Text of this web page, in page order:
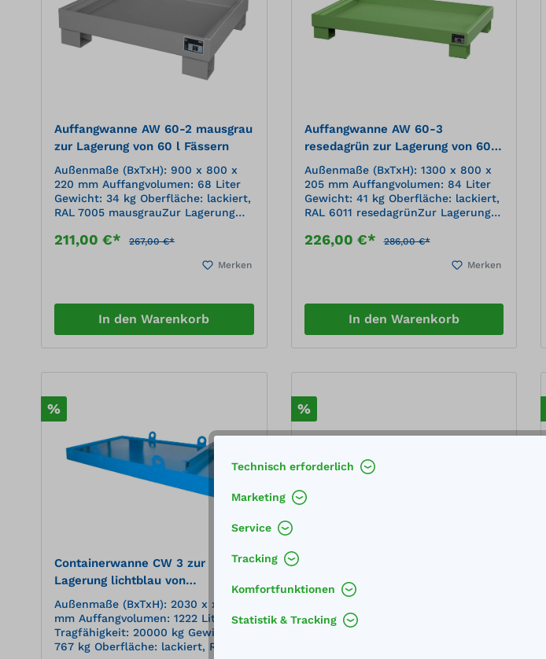
Auffangwanne AW 60-2 mausgrau
zur Lagerung von 60 l Fässern
Außenmaße (BxTxH): 900 x 800 x
220 mm Auffangvolumen: 68 Liter
Gewicht: 34 kg Oberfläche: lackiert,
RAL 7005 mausgrauZur Lagerung
3 mm Stahlblech 100 mm
Übereinstimmungserklärung (ÜHP)
Kategorien 1-3 Zugelassen für
gewässergefährdende Flüssi
211,00 €* 267,00 €*
Merken
In den Warenkorb
Auffangwanne AW 60-3
resedagrün zur Lagerung von 60 l
Fässern
Außenmaße (BxTxH): 1300 x 800 x
205 mm Auffangvolumen: 84 Liter
Gewicht: 41 kg Oberfläche: lackiert,
RAL 6011 resedagrünZur Lagerung
3 mm Stahlblech 100 mm
Übereinstimmungserklärung (ÜHP)
Kategorien 1-3 Zugelassen für
gewässergefährdende Flüssi
226,00 €* 286,00 €*
Merken
In den Warenkorb
%
Containerwanne CW 3 zur
Lagerung lichtblau von
Absetzcontainern mit gefüllt
Abfallstoffen
Außenmaße (BxTxH): 2030 x x 560
mm Auffangvolumen: 1222 Liter
Tragfähigkeit: 20000 kg Gewicht:
767 kg Oberfläche: lackiert, RAL
%
verzinktem Stahlblech
mm Auffangvolumen: 12 l Belastung:
Technisch erforderlich
Marketing
Service
Tracking
Komfortfunktionen
Statistik & Tracking